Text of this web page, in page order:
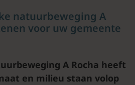
natuurbeweging A
voor uw gemeente
A Rocha heeft
en milieu staan volop